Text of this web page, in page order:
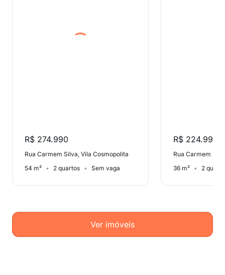
R$ 274.990
Rua Carmem Silva, Vila Cosmopolita
54 m²
2 quartos Sem vaga
R$ 224.990
Rua Carmem
36 m²
2
Ver imóveis